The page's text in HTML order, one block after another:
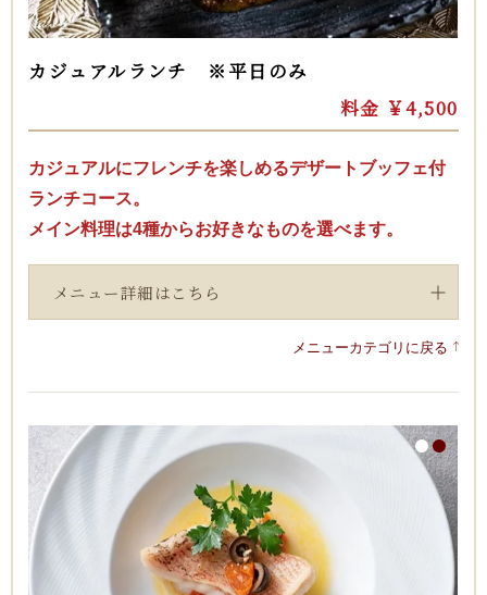
カジュアルランチ ※平日のみ
料金 ￥4,500
カジュアルにフレンチを楽しめるデザートブッフェ付
ランチコース。
メイン料理は4種からお好きなものを選べます。
メニュー詳細はこちら
メニューカテゴリに戻る
1 2